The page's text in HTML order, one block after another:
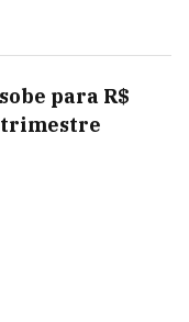
para R$
trimestre